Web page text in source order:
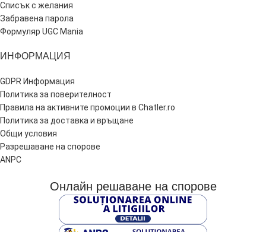
Списък с желания
Забравена парола
Формуляр UGC Mania
ИНФОРМАЦИЯ
GDPR Информация
Политика за поверителност
Правила на активните промоции в Chatler.ro
Политика за доставка и връщане
Общи условия
Разрешаване на спорове
ANPC
Онлайн решаване на спорове